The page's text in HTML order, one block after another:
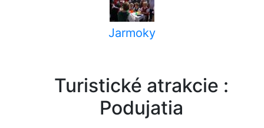
Jarmoky
Turistické atrakcie :
Podujatia